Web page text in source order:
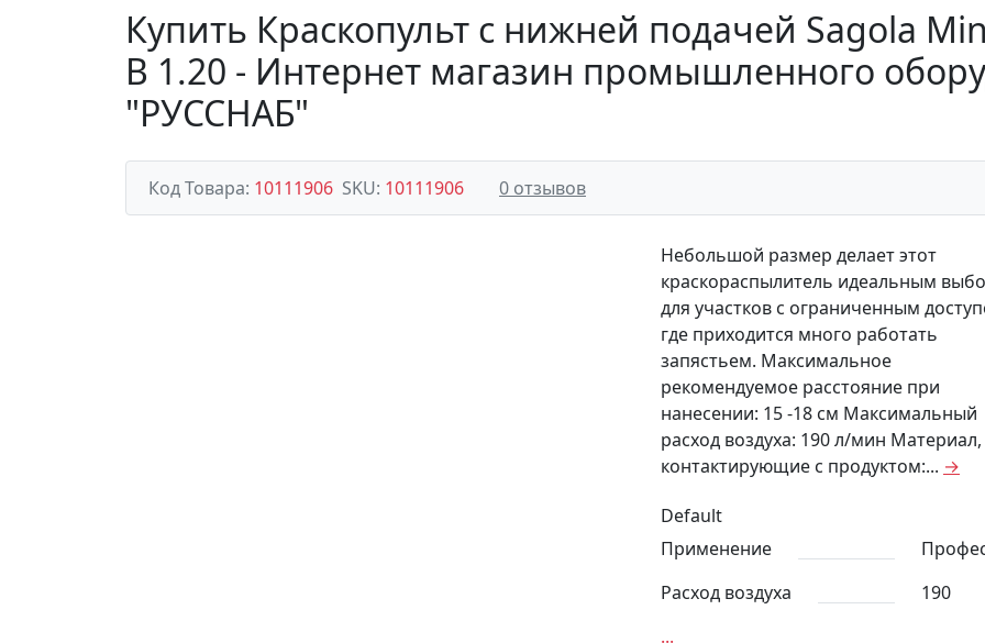
Купить Краскопульт с нижней подачей Sagola
B 1.20 - Интернет магазин промышленного
"РУССНАБ"
Код Товара: 10111906 SKU: 10111906 0 отзывов
Небольшой размер делает этот
краскораспылитель идеальным
для участков с ограниченным
где приходится много работать
запястьем. Максимальное
рекомендуемое расстояние при
нанесении: 15 -18 см Максимальный
расход воздуха: 190 л/мин Материал,
контактирующие с продуктом:... →
Default
Применение
Расход воздуха
190
...